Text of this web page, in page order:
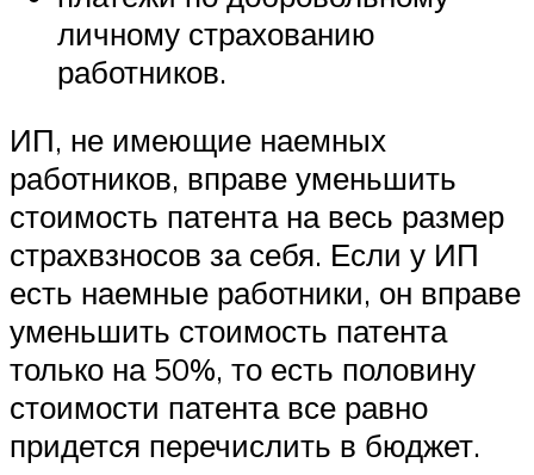
личному страхованию
работников.
ИП, не имеющие наемных
работников, вправе уменьшить
стоимость патента на весь размер
страхвзносов за себя. Если у ИП
есть наемные работники, он вправе
уменьшить стоимость патента
только на 50%, то есть половину
стоимости патента все равно
придется перечислить в бюджет.